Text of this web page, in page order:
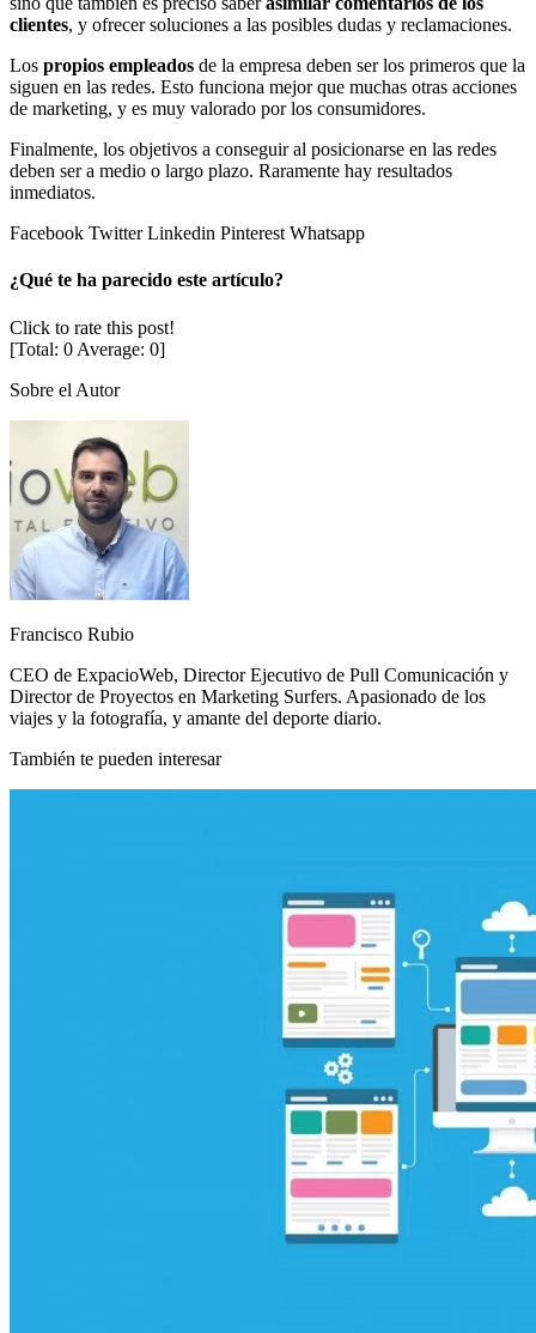
clientes, y ofrecer soluciones a las posibles dudas y reclamaciones.
Los propios empleados de la empresa deben ser los primeros que la
siguen en las redes. Esto funciona mejor que muchas otras acciones
de marketing, y es muy valorado por los consumidores.
Finalmente, los objetivos a conseguir al posicionarse en las redes
deben ser a medio o largo plazo. Raramente hay resultados
inmediatos.
Facebook Twitter Linkedin Pinterest Whatsapp
¿Qué te ha parecido este artículo?
Click to rate this post!
[Total: 0 Average: 0]
Sobre el Autor
Francisco Rubio
CEO de ExpacioWeb, Director Ejecutivo de Pull Comunicación y
Director de Proyectos en Marketing Surfers. Apasionado de los
viajes y la fotografía, y amante del deporte diario.
También te pueden interesar